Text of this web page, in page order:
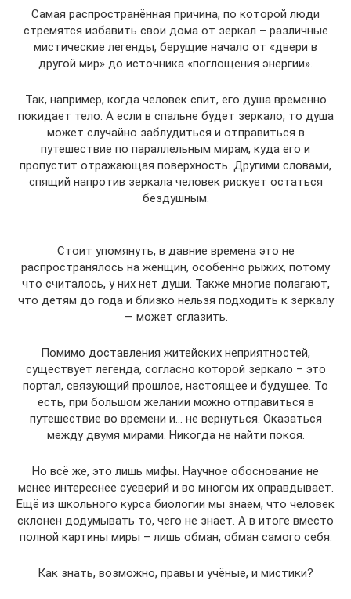
Самая распространённая причина, по которой люди
стремятся избавить свои дома от зеркал – различные
мистические легенды, берущие начало от «двери в
другой мир» до источника «поглощения энергии».
Так, например, когда человек спит, его душа временно
покидает тело. А если в спальне будет зеркало, то душа
может случайно заблудиться и отправиться в
путешествие по параллельным мирам, куда его и
пропустит отражающая поверхность. Другими словами,
спящий напротив зеркала человек рискует остаться
бездушным.
Стоит упомянуть, в давние времена это не
распространялось на женщин, особенно рыжих, потому
что считалось, у них нет души. Также многие полагают,
что детям до года и близко нельзя подходить к зеркалу
— может сглазить.
Помимо доставления житейских неприятностей,
существует легенда, согласно которой зеркало – это
портал, связующий прошлое, настоящее и будущее. То
есть, при большом желании можно отправиться в
путешествие во времени и… не вернуться. Оказаться
между двумя мирами. Никогда не найти покоя.
Но всё же, это лишь мифы. Научное обоснование не
менее интереснее суеверий и во многом их оправдывает.
Ещё из школьного курса биологии мы знаем, что человек
склонен додумывать то, чего не знает. А в итоге вместо
полной картины миры – лишь обман, обман самого себя.
Как знать, возможно, правы и учёные, и мистики?